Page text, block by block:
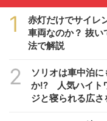
1
赤灯だけでサイレ
車両なのか？ 抜い
法で解説
2
ソリオは車中泊
か!? 人気ハイト
ジと寝られる広